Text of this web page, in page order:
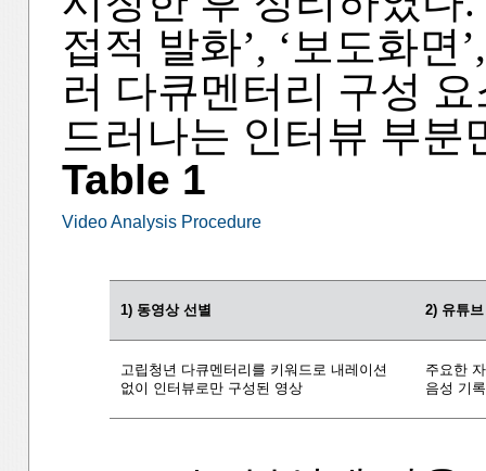
접적 발화’, ‘보도화면
러 다큐멘터리 구성
드러나는 인터뷰 부분
Table 1
Video Analysis Procedure
1) 동영상 선별 2) 유튜
고립청년 다큐멘터리를 키워드로 내레이션
없이 인터뷰로만 구성된 영상
주요한
음성 기록